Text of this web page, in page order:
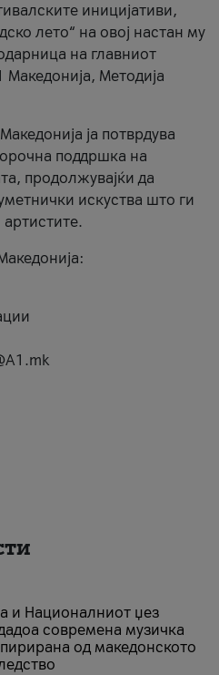
иницијативи,
лето“ на овој настан му
на главниот
Методија
ја потврдува
поддршка на
продолжувајќи да
искуства што ги
и Националниот џез
современа музичка
од македонското